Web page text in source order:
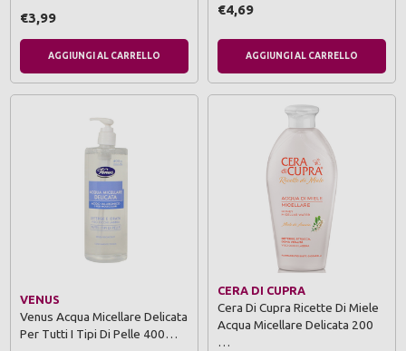
€3,99
AGGIUNGI AL CARRELLO
€4,69
AGGIUNGI AL CARRELLO
VENUS
Venus Acqua Micellare Delicata
Per Tutti I Tipi Di Pelle 400…
CERA DI CUPRA
Cera Di Cupra Ricette Di Miele
Acqua Micellare Delicata 200
…